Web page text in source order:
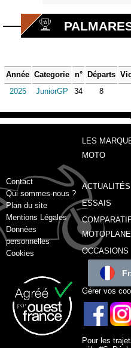
Année Categorie n° Départs
2025
JuniorGP 34 8
Contact
Qui sommes-nous ?
Plan du site
Mentions Légales
Données
personnelles
Cookies
LES
MOTO
ACTUALITÉS
ESSAIS
OCCASIONS
Gérer vos
Pour les